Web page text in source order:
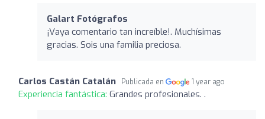
Galart Fotógrafos
¡Vaya comentario tan increíble!. Muchísimas
gracias. Sois una familia preciosa.
Carlos Castán Catalán Publicada en 1 year ago
Experiencia fantástica: Grandes profesionales. .